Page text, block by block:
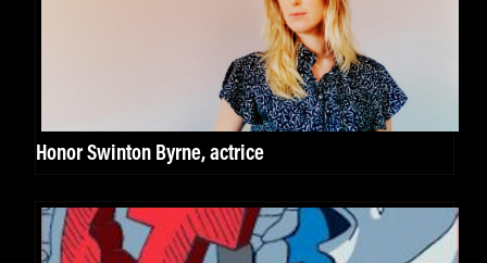
Honor Swinton Byrne, actrice